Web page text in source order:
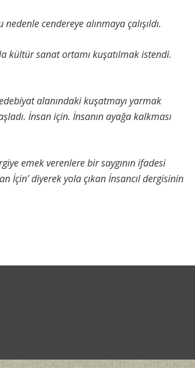
cendereye alınmaya çalışıldı.
kültür sanat ortamı kuşatılmak istendi.
alanındaki kuşatmayı yarmak
İnsan için. İnsanın ayağa kalkması
emek verenlere bir saygının ifadesi
İçin’ diyerek yola çıkan İnsancıl dergisinin